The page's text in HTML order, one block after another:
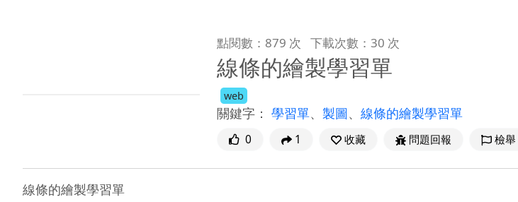
點閱數：879 次 下載次數：30 次
線條的繪製學習單
web
關鍵字： 學習單、 製圖、 線條的繪製學習單
0 1 收藏 問題回報 檢舉
線條的繪製學習單